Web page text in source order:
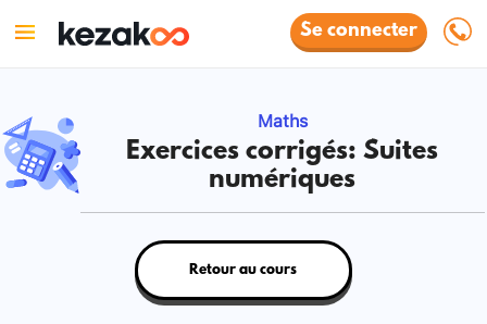
Se connecter
Maths
Exercices corrigés: Suites
numériques
Retour au cours